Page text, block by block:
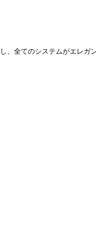
、全てのシステムがエレガ